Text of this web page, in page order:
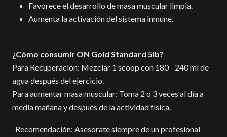
Favorece el desarrollo de masa muscular limpia.
Aumenta la activación del sistema inmune.
¿Cómo consumir ON Gold Standard 5lb?
Para Recuperación: Mezclar 1 scoop con 180 - 240 ml de
agua después del ejercicio.
Para aumentar masa muscular: Toma 2 o 3 veces al día a
medía mañana y después de la actividad física.
-Recomendación: Asesorate siempre de un profesional